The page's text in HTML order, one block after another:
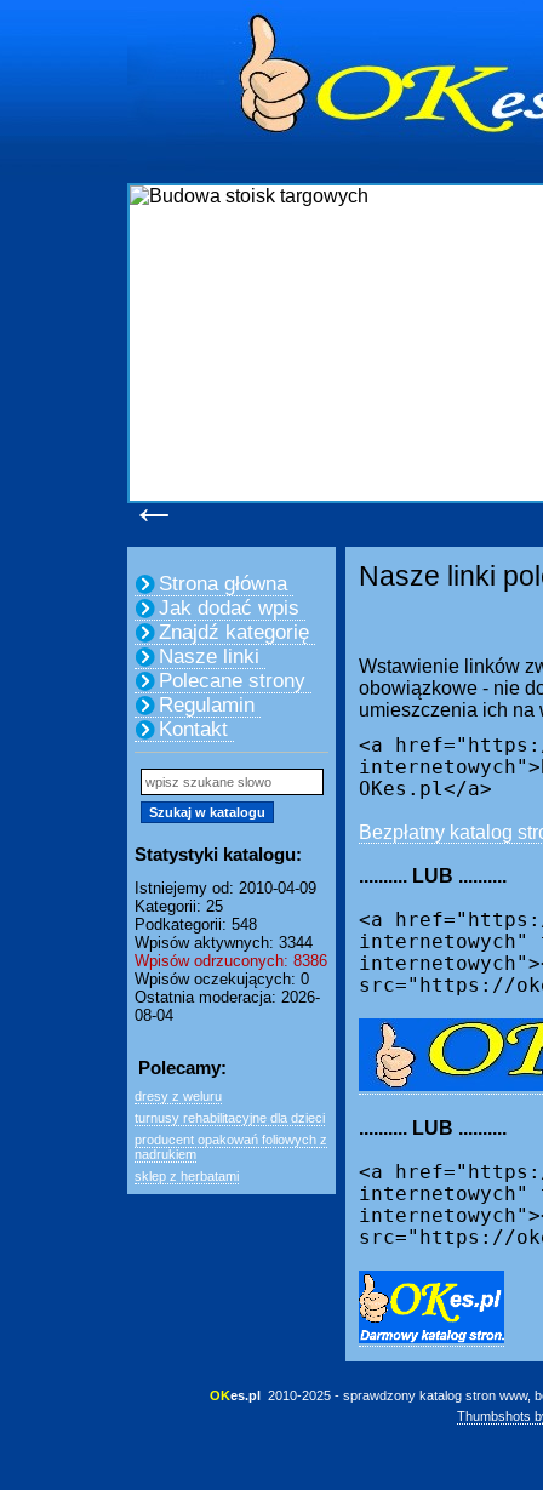
←
Strona główna
Jak dodać wpis
Znajdź kategorię
Nasze linki
Polecane strony
Regulamin
Kontakt
Statystyki katalogu:
Istniejemy od: 2010-04-09
Kategorii: 25
Podkategorii: 548
Wpisów aktywnych: 3344
Wpisów odrzuconych: 8386
Wpisów oczekujących: 0
Ostatnia moderacja: 2026-
08-04
Polecamy:
dresy z weluru
turnusy rehabilitacyjne dla dzieci
producent opakowań foliowych z
nadrukiem
sklep z herbatami
Nasze linki
Wstawienie linków
obowiązkowe - nie
umieszczenia ich na
<a
OKes.pl</a>
Bezpłatny katalog
.......... LUB ..........
<a
internetowych"
src="https://
.......... LUB ..........
<a
internetowych"
src="https://
OKes.pl 2010-2025 - sprawdzony katalog stron www,
Thumbshots